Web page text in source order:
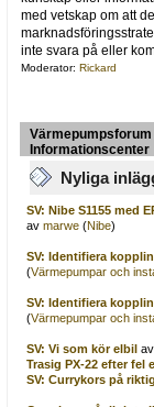
med vetskap om att
inte svara på eller
Moderator: Rickard
Informationscenter
Nyliga
SV: Nibe S1155 med
av marwe(Nibe)
SV: Identifiera
(Värmepumpar och
SV: Identifiera
(Värmepumpar och
SV: Vi som kör elbilav
Trasig PX-22 efter fel
SV: Currykors på